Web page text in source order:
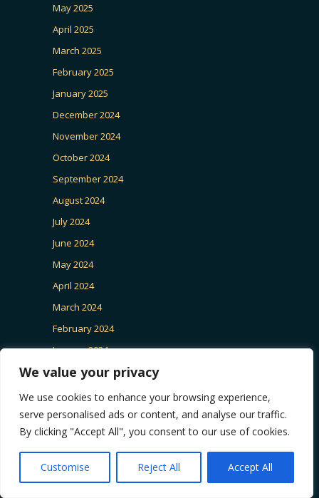
We value your privacy
We use cookies to enhance your browsing experience,
serve personalised ads or content, and analyse our traffic.
By clicking "Accept All", you consent to our use of cookies.
Customise Reject All Accept All
May 2025
April 2025
March 2025
February 2025
January 2025
December 2024
November 2024
October 2024
September 2024
August 2024
July 2024
June 2024
May 2024
April 2024
March 2024
February 2024
January 2024
December 2023
November 2023
October 2023
September 2023
August 2023